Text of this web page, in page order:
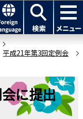
動
平成21年第3回定例会
に提出